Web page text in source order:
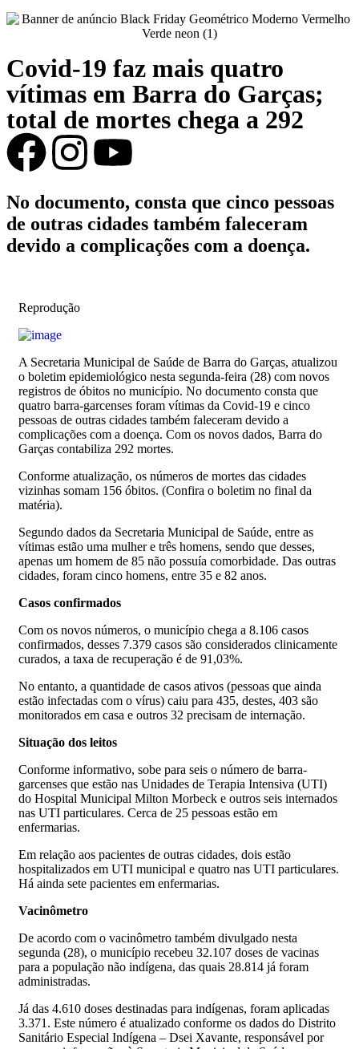
Covid-19 faz mais quatro
vítimas em Barra do Garças;
total de mortes chega a 292
No documento, consta que cinco pessoas
de outras cidades também faleceram
devido a complicações com a doença.
Reprodução
A Secretaria Municipal de Saúde de Barra do Garças, atualizou
o boletim epidemiológico nesta segunda-feira (28) com novos
registros de óbitos no município. No documento consta que
quatro barra-garcenses foram vítimas da Covid-19 e cinco
pessoas de outras cidades também faleceram devido a
complicações com a doença. Com os novos dados, Barra do
Garças contabiliza 292 mortes.
Conforme atualização, os números de mortes das cidades
vizinhas somam 156 óbitos. (Confira o boletim no final da
matéria).
Segundo dados da Secretaria Municipal de Saúde, entre as
vítimas estão uma mulher e três homens, sendo que desses,
apenas um homem de 85 não possuía comorbidade. Das outras
cidades, foram cinco homens, entre 35 e 82 anos.
Casos confirmados
Com os novos números, o município chega a 8.106 casos
confirmados, desses 7.379 casos são considerados clinicamente
curados, a taxa de recuperação é de 91,03%.
No entanto, a quantidade de casos ativos (pessoas que ainda
estão infectadas com o vírus) caiu para 435, destes, 403 são
monitorados em casa e outros 32 precisam de internação.
Situação dos leitos
Conforme informativo, sobe para seis o número de barra-
garcenses que estão nas Unidades de Terapia Intensiva (UTI)
do Hospital Municipal Milton Morbeck e outros seis internados
nas UTI particulares. Cerca de 25 pessoas estão em
enfermarias.
Em relação aos pacientes de outras cidades, dois estão
hospitalizados em UTI municipal e quatro nas UTI particulares.
Há ainda sete pacientes em enfermarias.
Vacinômetro
De acordo com o vacinômetro também divulgado nesta
segunda (28), o município recebeu 32.107 doses de vacinas
para a população não indígena, das quais 28.814 já foram
administradas.
Já das 4.610 doses destinadas para indígenas, foram aplicadas
3.371. Este número é atualizado conforme os dados do Distrito
Sanitário Especial Indígena – Dsei Xavante, responsável por